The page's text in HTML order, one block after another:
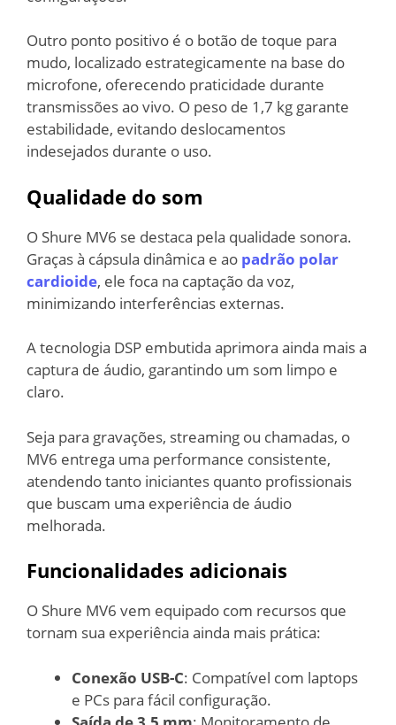
Outro ponto positivo é o botão de toque para
mudo, localizado estrategicamente na base do
microfone, oferecendo praticidade durante
transmissões ao vivo. O peso de 1,7 kg garante
estabilidade, evitando deslocamentos
indesejados durante o uso.
Qualidade do som
O Shure MV6 se destaca pela qualidade sonora.
Graças à cápsula dinâmica e ao padrão polar
cardioide, ele foca na captação da voz,
minimizando interferências externas.
A tecnologia DSP embutida aprimora ainda mais a
captura de áudio, garantindo um som limpo e
claro.
Seja para gravações, streaming ou chamadas, o
MV6 entrega uma performance consistente,
atendendo tanto iniciantes quanto profissionais
que buscam uma experiência de áudio
melhorada.
Funcionalidades adicionais
O Shure MV6 vem equipado com recursos que
tornam sua experiência ainda mais prática:
Conexão USB-C: Compatível com laptops
e PCs para fácil configuração.